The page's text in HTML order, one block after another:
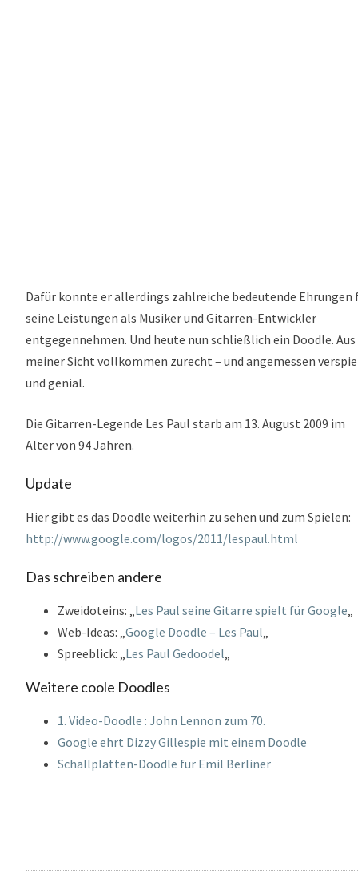
Dafür konnte er allerdings zahlreiche bedeutende Ehrungen
seine Leistungen als Musiker und Gitarren-Entwickler
entgegennehmen. Und heute nun schließlich ein Doodle. Aus
meiner Sicht vollkommen zurecht – und angemessen
und genial.
Die Gitarren-Legende Les Paul starb am 13. August 2009 im
Alter von 94 Jahren.
Update
Hier gibt es das Doodle weiterhin zu sehen und zum Spielen:
http://www.google.com/logos/2011/lespaul.html
Das schreiben andere
Zweidoteins: „Les Paul seine Gitarre spielt für Google„
Web-Ideas: „Google Doodle – Les Paul„
Spreeblick: „Les Paul Gedoodel„
Weitere coole Doodles
1. Video-Doodle : John Lennon zum 70.
Google ehrt Dizzy Gillespie mit einem Doodle
Schallplatten-Doodle für Emil Berliner